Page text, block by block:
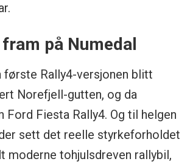
på Numedal
første Rally4-versjonen blitt
Norefjell-gutten, og da
Ford Fiesta Rally4. Og til helgen
sett det reelle styrkeforholdet
moderne tohjulsdreven rallybil,